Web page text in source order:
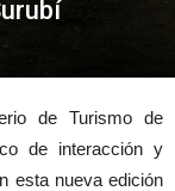
de Turismo de
de interacción y
esta nueva edición